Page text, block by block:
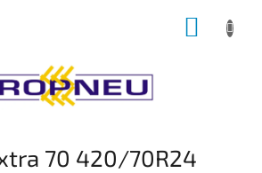
70 420/70R24